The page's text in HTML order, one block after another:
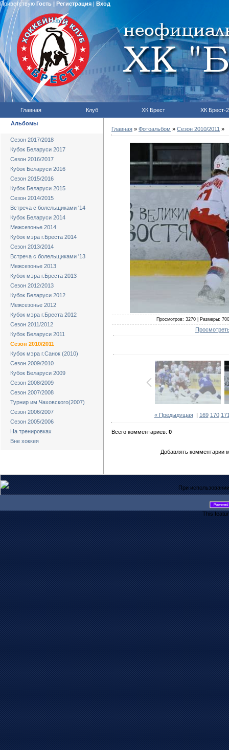
Приветствую Гость | Регистрация| Вход
Главная Клуб ХК Брест ХК Брест-2
Альбомы
Сезон 2017/2018
Кубок Беларуси 2017
Сезон 2016/2017
Кубок Беларуси 2016
Сезон 2015/2016
Кубок Беларуси 2015
Сезон 2014/2015
Встреча с болельщиками '14
Кубок Беларуси 2014
Межсезонье 2014
Кубок мэра г.Бреста 2014
Сезон 2013/2014
Встреча с болельщиками '13
Межсезонье 2013
Кубок мэра г.Бреста 2013
Сезон 2012/2013
Кубок Беларуси 2012
Межсезонье 2012
Кубок мэра г.Бреста 2012
Сезон 2011/2012
Кубок Беларуси 2011
Сезон 2010/2011
Кубок мэра г.Санок (2010)
Сезон 2009/2010
Кубок Беларуси 2009
Сезон 2008/2009
Сезон 2007/2008
Турнир им.Чаховского(2007)
Сезон 2006/2007
Сезон 2005/2006
На тренировках
Вне хоккея
Главная » Фотоальбом » Сезон 2010/2011 »
Просмотров: 3270 | Размеры:
« Предыдущая| 169 170
Всего комментариев: 0
Добавлять комментарии
При
This